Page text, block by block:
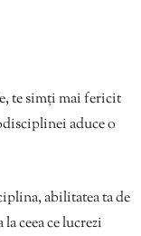
te simți mai fericit
aduce o
abilitatea ta de
ceea ce lucrezi